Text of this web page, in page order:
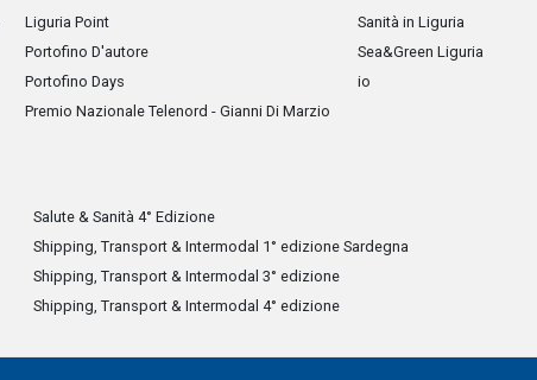
Liguria Point
Portofino D'autore
Portofino Days
Premio Nazionale Telenord - Gianni Di Marzio
Sanità in Liguria
Sea&Green Liguria
io
Salute & Sanità 4° Edizione
Shipping, Transport & Intermodal 1° edizione Sardegna
Shipping, Transport & Intermodal 3° edizione
Shipping, Transport & Intermodal 4° edizione